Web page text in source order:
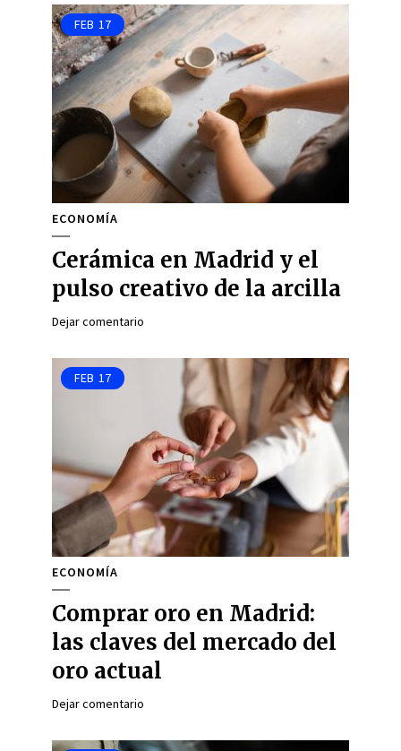
FEB 17
ECONOMÍA
Cerámica en Madrid y el
pulso creativo de la arcilla
Dejar comentario
FEB 17
ECONOMÍA
Comprar oro en Madrid:
las claves del mercado del
oro actual
Dejar comentario